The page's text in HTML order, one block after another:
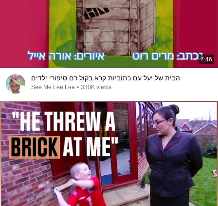
7:46
הבית של יעל עם כתוביות קרא בקול רם סיפורי ילדים
See Me Lee Lee • 330K views